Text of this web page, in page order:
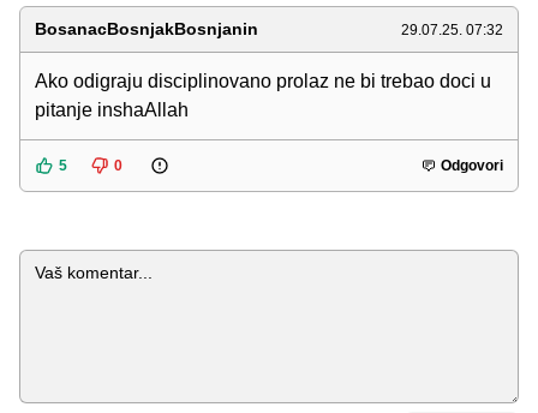
BosanacBosnjakBosnjanin 29.07.25. 07:32
Ako odigraju disciplinovano prolaz ne bi trebao doci u
pitanje inshaAllah
5 0 Odgovori
Komentar